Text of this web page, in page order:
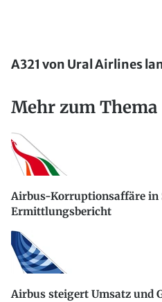
A321 von Ural Airlines
Mehr zum Thema
Airbus-Korruptionsaffäre in
Ermittlungsbericht
Airbus steigert Umsatz und